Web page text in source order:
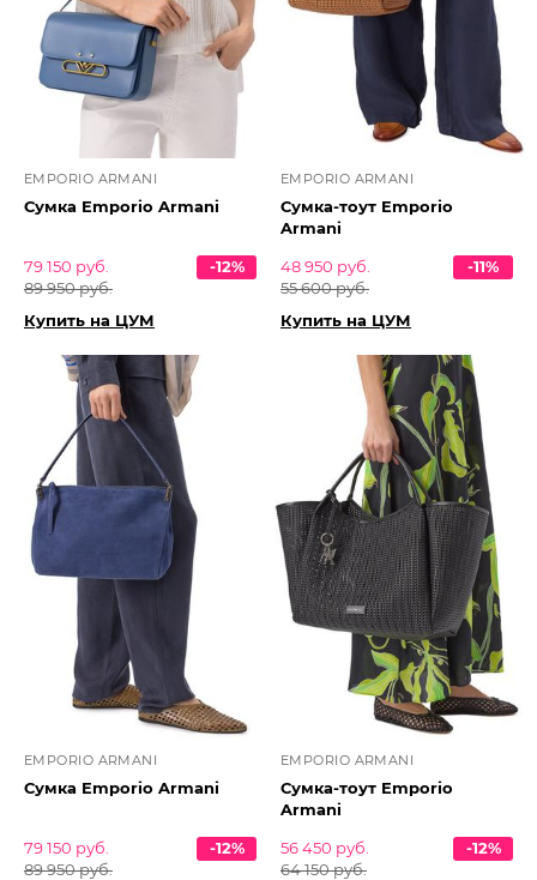
EMPORIO ARMANI
Сумка Emporio Armani
79 150 руб.
89 950 руб.
-12%
Купить на ЦУМ
EMPORIO ARMANI
Сумка-тоут Emporio
Armani
48 950 руб.
55 600 руб.
-11%
Купить на ЦУМ
EMPORIO ARMANI
Сумка Emporio Armani
79 150 руб.
89 950 руб.
-12%
EMPORIO ARMANI
Сумка-тоут Emporio
Armani
56 450 руб.
64 150 руб.
-12%